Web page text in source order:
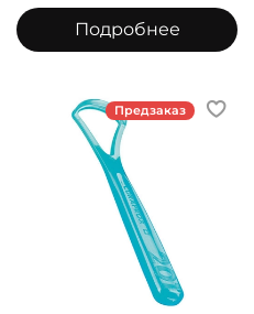
Подробнее
Предзаказ